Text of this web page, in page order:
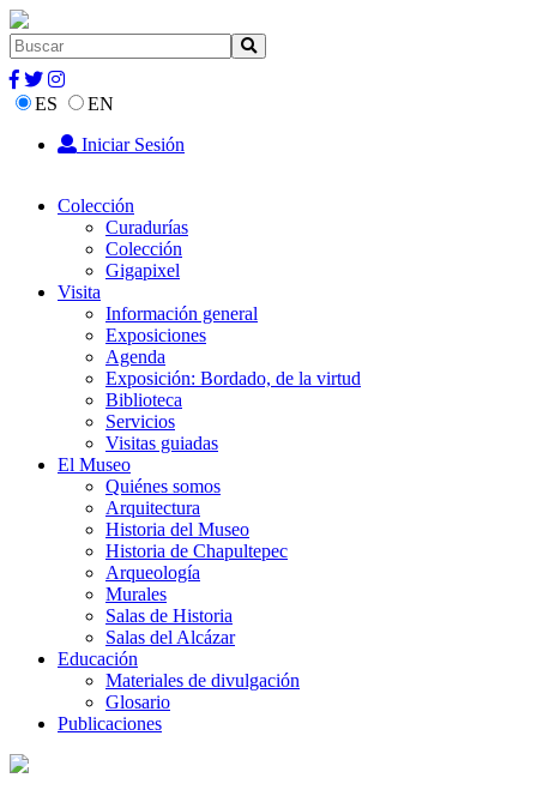
ES
EN
Iniciar Sesión
Colección
Curadurías
Colección
Gigapixel
Visita
Información general
Exposiciones
Agenda
Exposición: Bordado, de la virtud
Biblioteca
Servicios
Visitas guiadas
El Museo
Quiénes somos
Arquitectura
Historia del Museo
Historia de Chapultepec
Arqueología
Murales
Salas de Historia
Salas del Alcázar
Educación
Materiales de divulgación
Glosario
Publicaciones